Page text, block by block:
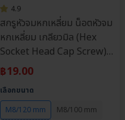
4.9
สกรูหัวจมหกเหลี่ยม น็อตหัวจม
หกเหลี่ยม เกลียวมิล (Hex
Socket Head Cap Screw)
วัสดุ: สแตนเลส 304 | ขนาด
M3, M4, M5, M6, M8 |
ความยาว: 4-120 มม. |
จำหน่ายราคาต่อตัว
฿19.00
เลือกขนาด
M8/120 mm
M8/100 mm